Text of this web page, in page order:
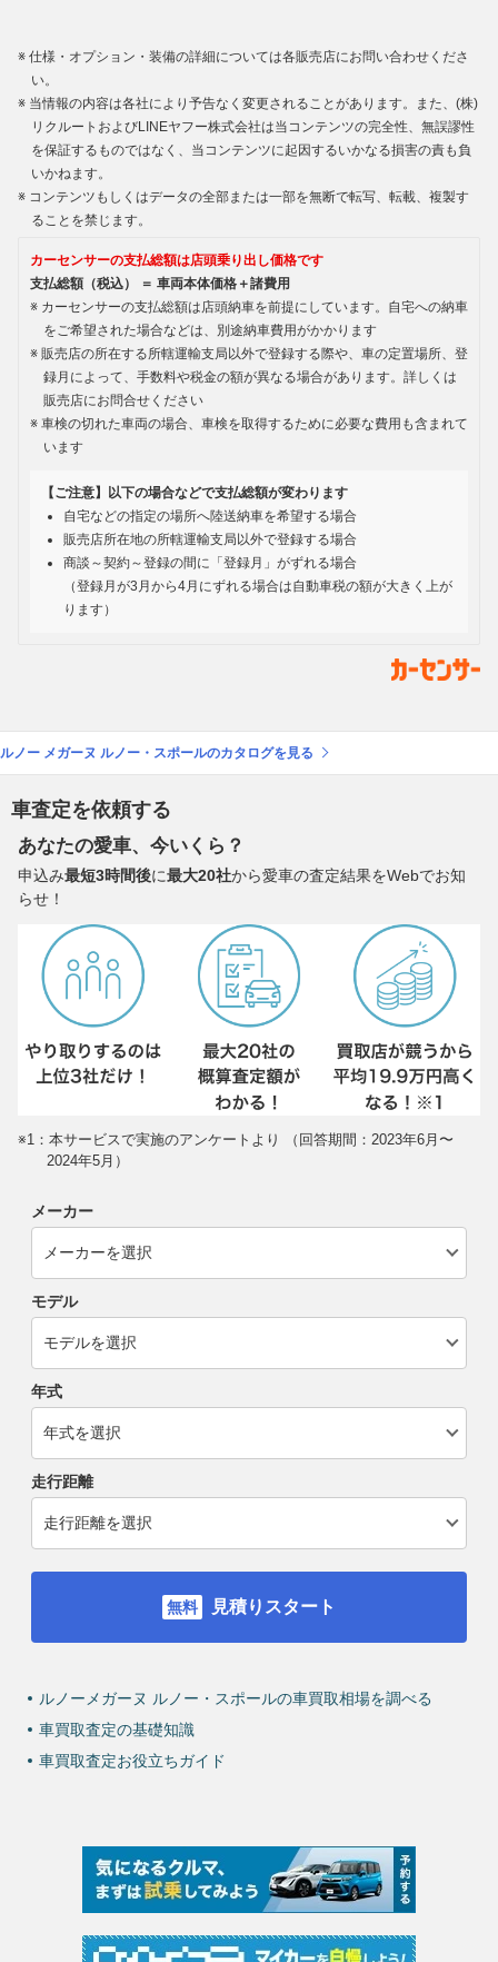
仕様・オプション・装備の詳細については各販売店にお問い合わせくださ
い。
当情報の内容は各社により予告なく変更されることがあります。また、(株)
リクルートおよびLINEヤフー株式会社は当コンテンツの完全性、無誤謬性
を保証するものではなく、当コンテンツに起因するいかなる損害の責も負
いかねます。
コンテンツもしくはデータの全部または一部を無断で転写、転載、複製す
ることを禁じます。
カーセンサーの支払総額は店頭乗り出し価格です
支払総額（税込） ＝ 車両本体価格＋諸費用
カーセンサーの支払総額は店頭納車を前提にしています。自宅への納車
をご希望された場合などは、別途納車費用がかかります
販売店の所在する所轄運輸支局以外で登録する際や、車の定置場所、登
録月によって、手数料や税金の額が異なる場合があります。詳しくは
販売店にお問合せください
車検の切れた車両の場合、車検を取得するために必要な費用も含まれて
います
【ご注意】以下の場合などで支払総額が変わります
自宅などの指定の場所へ陸送納車を希望する場合
販売店所在地の所轄運輸支局以外で登録する場合
商談～契約～登録の間に「登録月」がずれる場合
（登録月が3月から4月にずれる場合は自動車税の額が大きく上が
ります）
ルノー メガーヌ ルノー・スポールのカタログを見る
車査定を依頼する
あなたの愛車、今いくら？
申込み最短3時間後に最大20社から愛車の査定結果をWebでお知
らせ！
※1：本サービスで実施のアンケートより （回答期間：2023年6月〜
2024年5月）
メーカー
モデル
年式
走行距離
見積りスタート
ルノーメガーヌ ルノー・スポールの車買取相場を調べる
車買取査定の基礎知識
車買取査定お役立ちガイド